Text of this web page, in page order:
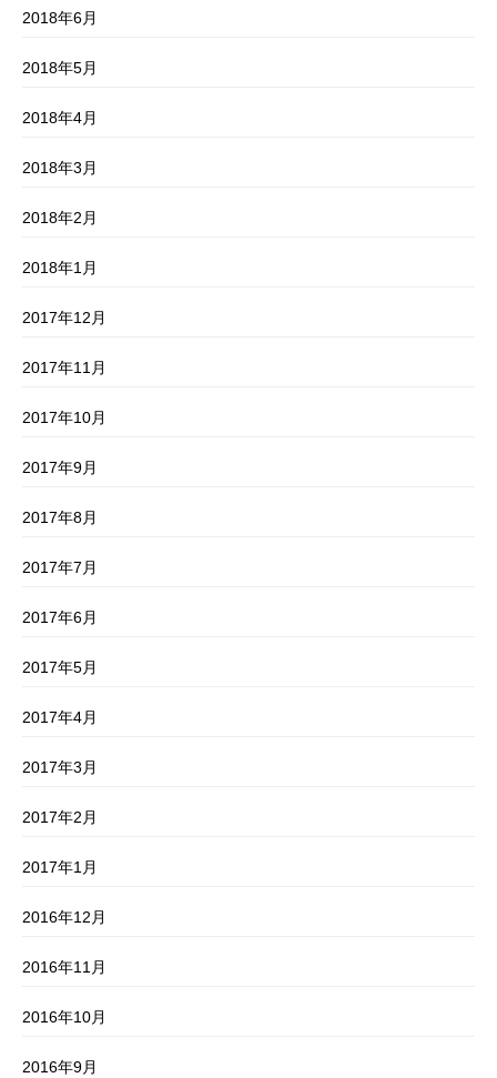
2018年6月
2018年5月
2018年4月
2018年3月
2018年2月
2018年1月
2017年12月
2017年11月
2017年10月
2017年9月
2017年8月
2017年7月
2017年6月
2017年5月
2017年4月
2017年3月
2017年2月
2017年1月
2016年12月
2016年11月
2016年10月
2016年9月